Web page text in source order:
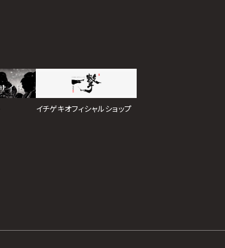
イチゲキオフィシャルショップ